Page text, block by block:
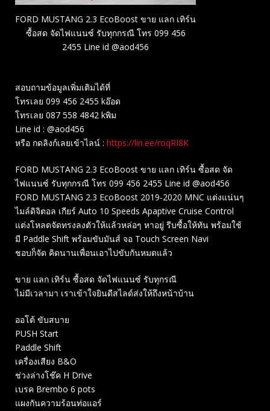
FORD MUSTANG 2.3 EcoBoost ขาย แลก เทิร์น
ซื้อสด จัดไฟแนนซ์ รับทุกกรณี โทร 099 456
2455 Line id @aod456
สอบถามข้อมูลเพิ่มเติมได้ที่
โทรเลย 099 456 2455 kอ๊อด
โทรเลย 087 558 4842 kพิม
Line id : @aod456
หรือ กดลิงก์เลยเข้าไลน์ : https://lin.ee/roqRI8K
FORD MUSTANG 2.3 EcoBoost ขาย แลก เทิร์น ซื้อสด จัด
ไฟแนนซ์ รับทุกกรณี โทร 099 456 2455 Line id @aod456
FORD MUSTANG 2.3 EcoBoost 2019-2020 MNC แต่งแน่นๆ
ไมล์ดิจิตอล เกียร์ Auto 10 Speeds Apaptive Cruise Control
แต่งโหลดจัดทรงลงตัวให้แล้วหล่อๆ หาอยู่ รีบซื้อให้ทัน พร้อมใช้
มี Paddle Shift พร้อมขับมันส์ จอ Touch Screen Navi
ชอบก็จัด คิดนานเพื่อนเอาไปขับกันหมดแล้ว
ขาย แลก เทิร์น ซื้อสด จัดไฟแนนซ์ รับทุกรณี
ไม่มีเวลามา เราเข้าใจยินดีสไลด์ส่งให้ถึงหน้าบ้าน
ออโต้ ขับสบาย
PUSH Start
Paddle Shift
เครื่องเสียง B&O
ช่วงล่างโช๊ค H Drive
เบรค Brembo 6 pots
แผงกันความร้อนท่อแอร์